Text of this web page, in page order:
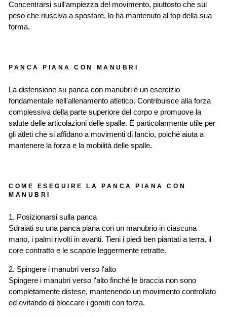
Concentrarsi sull'ampiezza del movimento, piuttosto che sul
peso che riusciva a spostare, lo ha mantenuto al top della sua
forma.
PANCA PIANA CON MANUBRI
La distensione su panca con manubri è un esercizio
fondamentale nell'allenamento atletico. Contribuisce alla forza
complessiva della parte superiore del corpo e promuove la
salute delle articolazioni delle spalle. È particolarmente utile per
gli atleti che si affidano a movimenti di lancio, poiché aiuta a
mantenere la forza e la mobilità delle spalle.
COME ESEGUIRE LA PANCA PIANA CON
MANUBRI
1. Posizionarsi sulla panca
Sdraiati su una panca piana con un manubrio in ciascuna
mano, i palmi rivolti in avanti. Tieni i piedi ben piantati a terra, il
core contratto e le scapole leggermente retratte.
2. Spingere i manubri verso l'alto
Spingere i manubri verso l'alto finché le braccia non sono
completamente distese, mantenendo un movimento controllato
ed evitando di bloccare i gomiti con forza.